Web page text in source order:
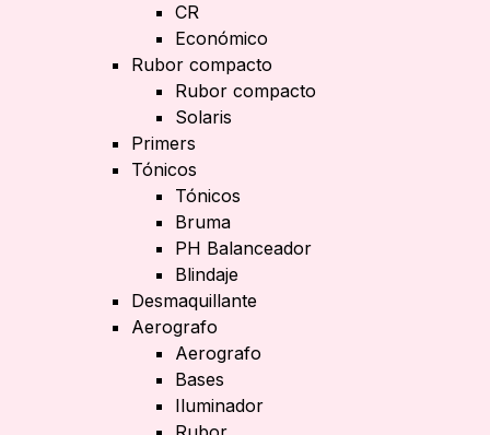
CR
Económico
Rubor compacto
Rubor compacto
Solaris
Primers
Tónicos
Tónicos
Bruma
PH Balanceador
Blindaje
Desmaquillante
Aerografo
Aerografo
Bases
Iluminador